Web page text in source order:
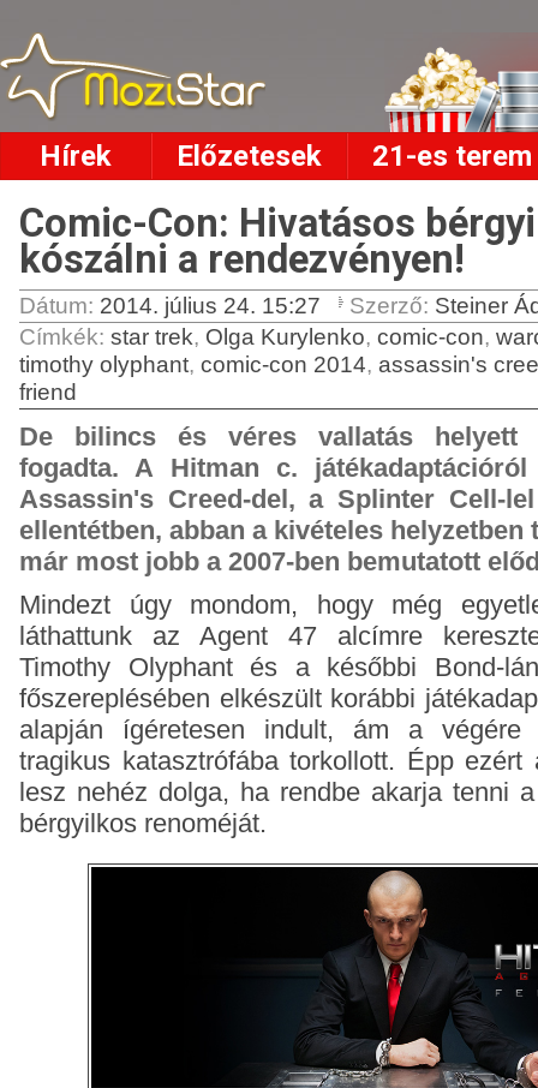
Hírek Előzetesek 21-es terem
Comic-Con: Hivatásos
kószálni a rendezvényen!
Dátum: 2014. július 24. 15:27 Szerző: Steiner
Címkék: star trek, Olga Kurylenko, comic-con,
timothy olyphant, comic-con 2014, assassin's
friend
De bilincs és véres vallatás helyett
fogadta. A Hitman c.
Assassin's Creed-del, a Splinter Cell-
ellentétben, abban a kivételes helyzetben
már most jobb a 2007-ben bemutatott
Mindezt úgy mondom, hogy még
láthattunk az Agent 47 alcímre
Timothy Olyphant és a későbbi Bond-
főszereplésében elkészült korábbi
alapján ígéretesen indult, ám a végére
tragikus katasztrófába torkollott. Épp
lesz nehéz dolga, ha rendbe akarja tenni
bérgyilkos renoméját.